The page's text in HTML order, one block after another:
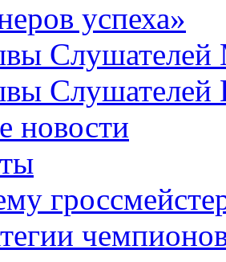
успеха»
Слушателей
новости